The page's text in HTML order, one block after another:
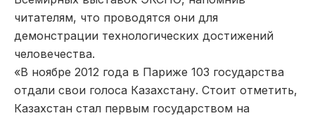
читателям, что проводятся они для
демонстрации технологических достижений
человечества.
«В ноябре 2012 года в Париже 103 государства
отдали свои голоса Казахстану. Стоит отметить,
Казахстан стал первым государством на